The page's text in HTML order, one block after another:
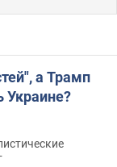
а Трамп
Украине?